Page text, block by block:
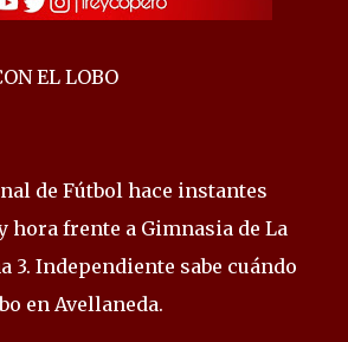
EL LOBO
de Fútbol hace instantes
hora frente a Gimnasia de La
3. Independiente sabe cuándo
en Avellaneda.